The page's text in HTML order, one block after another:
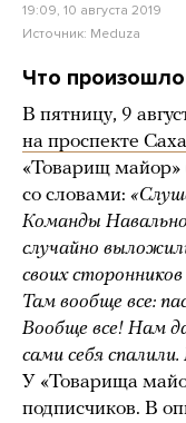
19:09, 10 августа 2019
Источник: Meduza
Что произошло
В пятницу, 9
на проспекте
«Товарищ майор»
со словами:
Команды
случайно
своих
Там вообще все:
Вообще все! Нам
сами себя
У «Товарища
подписчиков. В